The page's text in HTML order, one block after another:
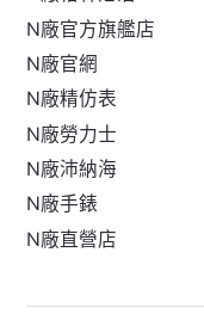
N廠官方旗艦店
N廠官網
N廠精仿表
N廠勞力士
N廠沛納海
N廠手錶
N廠直營店